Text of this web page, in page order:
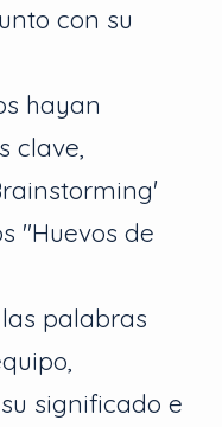
con su
hayan
clave,
"Huevos de
palabras
significado e